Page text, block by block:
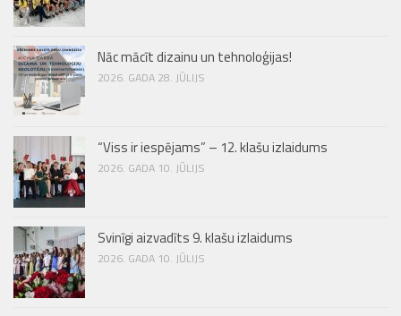
Nāc mācīt dizainu un tehnoloģijas!
2026. GADA 28. JŪLIJS
“Viss ir iespējams” – 12. klašu izlaidums
2026. GADA 10. JŪLIJS
Svinīgi aizvadīts 9. klašu izlaidums
2026. GADA 10. JŪLIJS